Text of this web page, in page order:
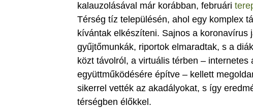
kalauzolásával már korábban, februári
Térség tíz településén, ahol egy komplex
kívántak elkészíteni. Sajnos a koronavírus
gyűjtőmunkák, riportok elmaradtak, s a
közt távolról, a virtuális térben –
együttműködésére építve – kellett
sikerrel vették az akadályokat, s így
térségben élőkkel.